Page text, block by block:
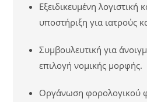
Εξειδικευμένη λογιστική
υποστήριξη για ιατρούς
Συμβουλευτική για
επιλογή νομικής μορφής.
Οργάνωση φορολογικού